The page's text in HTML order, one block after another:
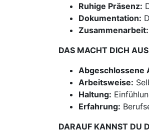
Ruhige Präsenz:
Dokumentation:
Zusammenarbeit:
DAS MACHT DICH
Abgeschlossene
Arbeitsweise:
Haltung:
Erfahrung:
DARAUF KANNST DU